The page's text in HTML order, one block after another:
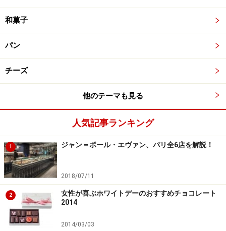
和菓子
パン
チーズ
他のテーマも見る
人気記事ランキング
1 ジャン＝ポール・エヴァン、パリ全6店を解説！
2018/07/11
2
女性が喜ぶホワイトデーのおすすめチョコレート
2014
2014/03/03